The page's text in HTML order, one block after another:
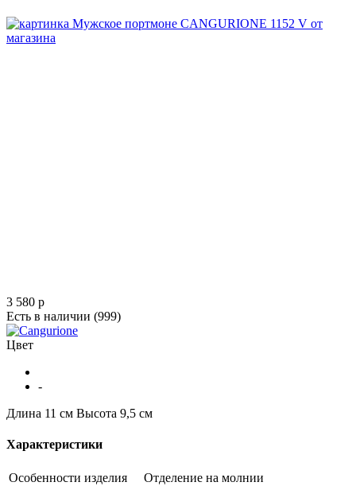
3 580 p
Есть в наличии (999)
Цвет
-
Длина 11 см Высота 9,5 см
Характеристики
Особенности изделия
Отделение на молнии